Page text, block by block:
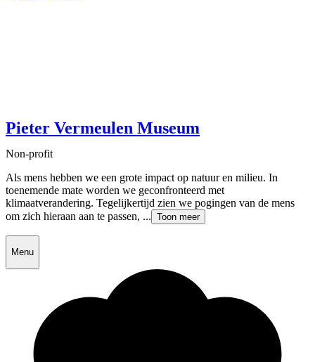
Pieter Vermeulen Museum
Non-profit
Als mens hebben we een grote impact op natuur en milieu. In
toenemende mate worden we geconfronteerd met
klimaatverandering. Tegelijkertijd zien we pogingen van de mens
om zich hieraan aan te passen, ... Toon meer
Menu